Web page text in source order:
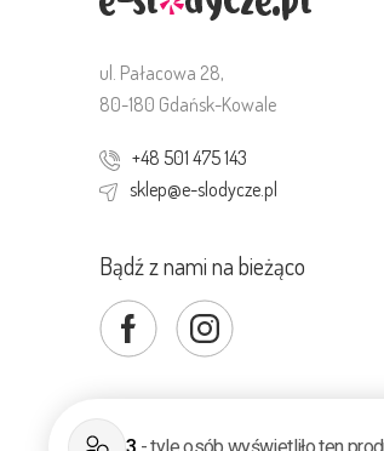
ul. Pałacowa 28,
80-180 Gdańsk-Kowale
+48 501 475 143
sklep@e-slodycze.pl
Bądź z nami na bieżąco